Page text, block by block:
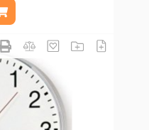
ks
Přidat do košíku